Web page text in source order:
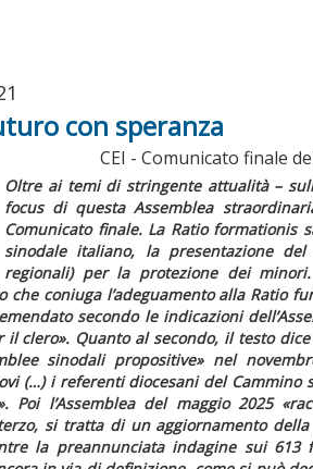
con speranza
CEI - Comunicato finale
Oltre ai temi di stringente attualità –
focusdi questa Assemblea
Comunicato finale. La Ratio formationis
sinodale italiano, la presentazione
regionali) per la protezione dei
che coniuga l’adeguamento allaRatio
secondo le indicazioni
il clero». Quanto al secondo, il testo
sinodali propositive» nel
(…) i referenti diocesani del Cammino
Poi l’Assemblea del maggio 2025
si tratta di un aggiornamento
la preannunciata indagine sui